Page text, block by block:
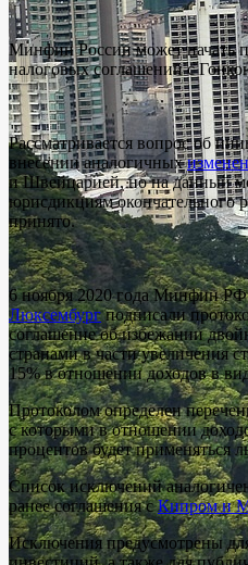
Минфин России может начать
налоговых соглашений с
Рассматривается вопрос об
внесении аналогичных
и Швейцарией, но на данный
юрисдикциям окончательного
принято.
6 ноября 2020 года Минфин
Люксембургподписали
соглашение об избежании
странами в части увеличения
15% в отношении доходов в
Протоколом определен
с которыми в отношении
процентов будет применяться
Список исключений
ранее соглашения сКипром и
Исключения предусмотрены